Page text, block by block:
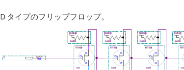
Ｄタイプのフリップフロップ。